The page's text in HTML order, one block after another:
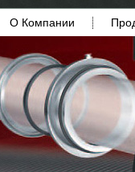
О Компании